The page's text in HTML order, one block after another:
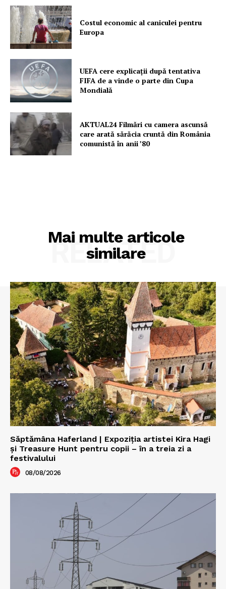
Costul economic al caniculei pentru
Europa
UEFA cere explicații după tentativa
FIFA de a vinde o parte din Cupa
Mondială
AKTUAL24 Filmări cu camera ascunsă
care arată sărăcia cruntă din România
comunistă în anii ’80
Mai multe articole
similare
RELATED
Săptămâna Haferland | Expoziţia artistei Kira Hagi
şi Treasure Hunt pentru copii – în a treia zi a
festivalului
08/08/2026